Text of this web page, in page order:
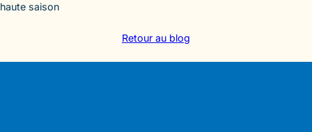
haute saison
Retour au blog